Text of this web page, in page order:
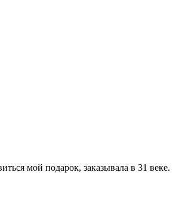
мой подарок, заказывала в 31 веке.